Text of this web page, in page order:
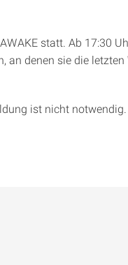
statt. Ab 17:30
an denen sie die
ist nicht notwendig.